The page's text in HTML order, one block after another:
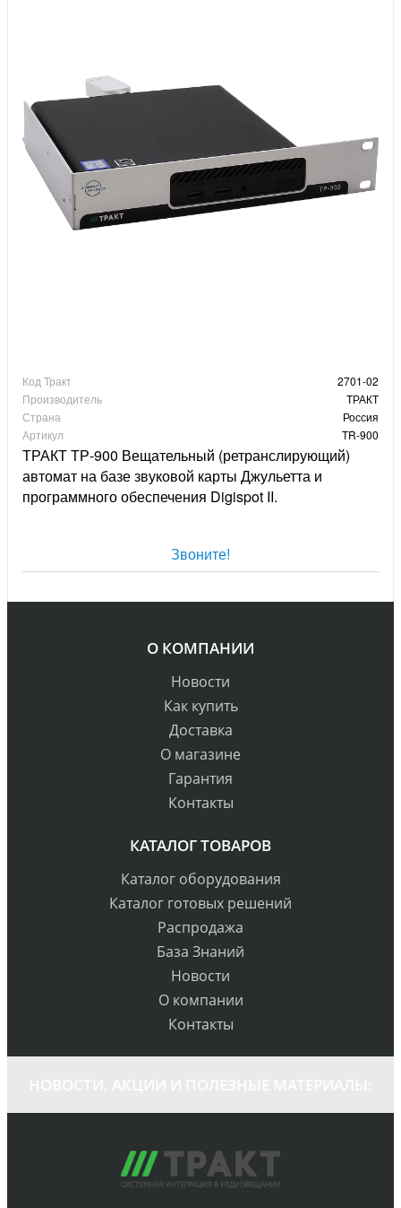
Код Тракт
2701-02
Производитель
ТРАКТ
Страна
Россия
Артикул
TR-900
ТРАКТ ТР-900 Вещательный (ретранслирующий)
автомат на базе звуковой карты Джульетта и
программного обеспечения Digispot II.
Звоните!
О КОМПАНИИ
Новости
Как купить
Доставка
О магазине
Гарантия
Контакты
КАТАЛОГ ТОВАРОВ
Каталог оборудования
Каталог готовых решений
Распродажа
База Знаний
Новости
О компании
Контакты